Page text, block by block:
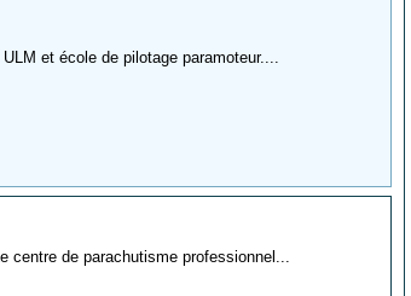
et école de pilotage paramoteur....
centre de parachutisme professionnel...